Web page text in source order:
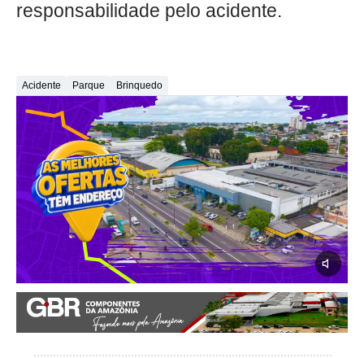
responsabilidade pelo acidente.
Acidente Parque Brinquedo